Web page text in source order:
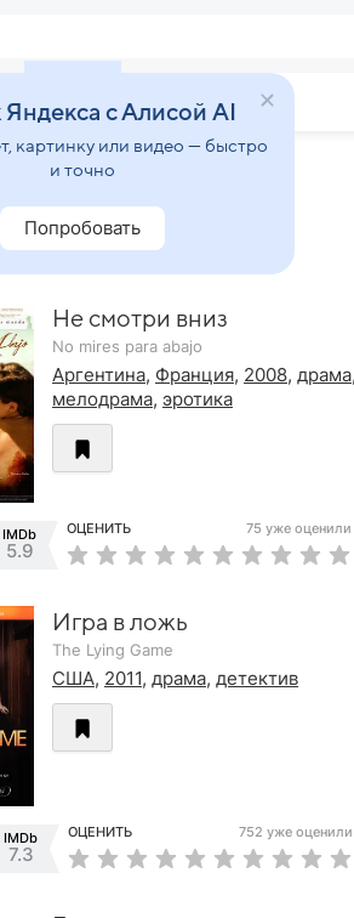
Звезды
Не смотри вниз
No mires para abajo
Аргентина, Франция, 2008, драма,
мелодрама, эротика
IMDb
5.9
ОЦЕНИТЬ 75 уже оценили
Игра в ложь
The Lying Game
США, 2011, драма, детектив
IMDb
7.3
ОЦЕНИТЬ 752 уже оценили
Яндекса с Алисой AI
картинку или видео — быстро
и точно
Попробовать